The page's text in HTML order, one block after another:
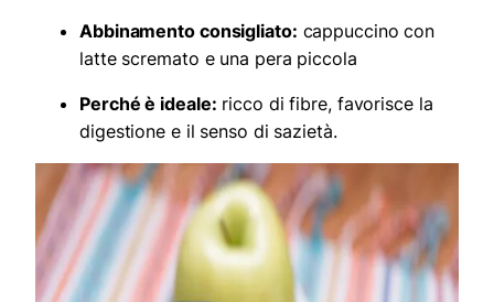
Abbinamento consigliato: cappuccino con
latte scremato e una pera piccola
Perché è ideale: ricco di fibre, favorisce la
digestione e il senso di sazietà.